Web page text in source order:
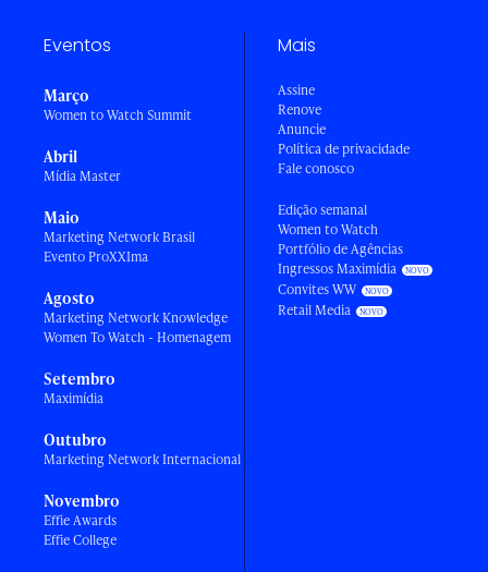
Eventos
Março
Women to Watch Summit
Abril
Mídia Master
Maio
Marketing Network Brasil
Evento ProXXIma
Agosto
Marketing Network Knowledge
Women To Watch - Homenagem
Setembro
Maximídia
Outubro
Marketing Network Internacional
Novembro
Effie Awards
Effie College
Mais
Assine
Renove
Anuncie
Política de privacidade
Fale conosco
Edição semanal
Women to Watch
Portfólio de Agências
Ingressos Maximídia
Convites WW
Retail Media